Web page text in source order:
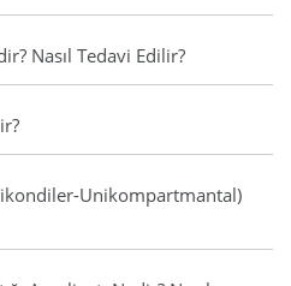
Nasıl Tedavi Edilir?
Unikompartmantal)